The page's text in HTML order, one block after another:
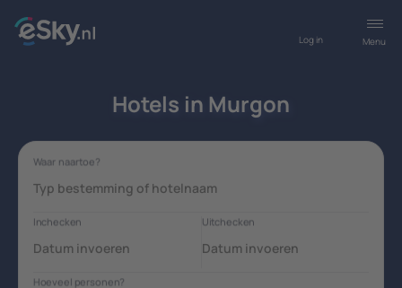
Menu
Log in
Hotels in Murgon